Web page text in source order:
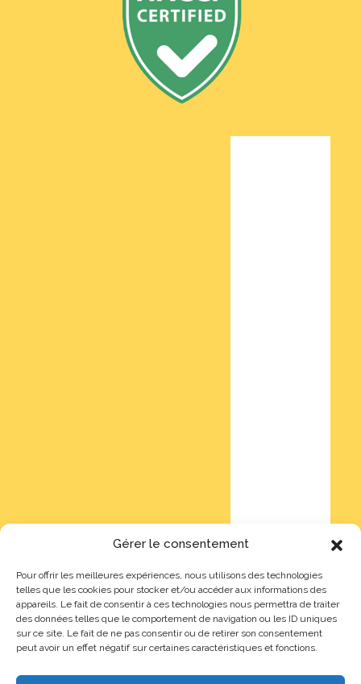
Gérer le consentement
Pour offrir les meilleures expériences, nous utilisons des technologies
telles que les cookies pour stocker et/ou accéder aux informations des
appareils. Le fait de consentir à ces technologies nous permettra de traiter
des données telles que le comportement de navigation ou les ID uniques
sur ce site. Le fait de ne pas consentir ou de retirer son consentement
peut avoir un effet négatif sur certaines caractéristiques et fonctions.